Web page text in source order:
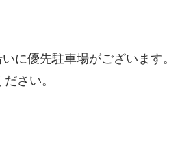
に優先駐車場がございます。
さい。